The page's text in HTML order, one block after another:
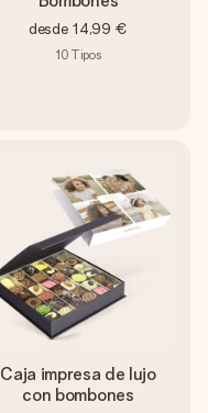
desde 14,99 €
10 Tipos
Caja impresa de lujo
con bombones